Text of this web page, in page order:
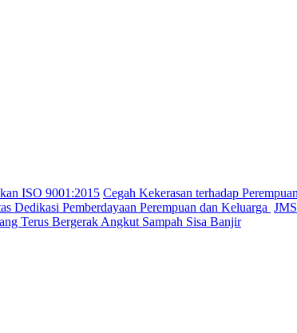
ISO 9001:2015 Cegah Kekerasan terhadap
Dedikasi Pemberdayaan Perempuan dan Keluarga
Terus Bergerak Angkut Sampah Sisa Banjir